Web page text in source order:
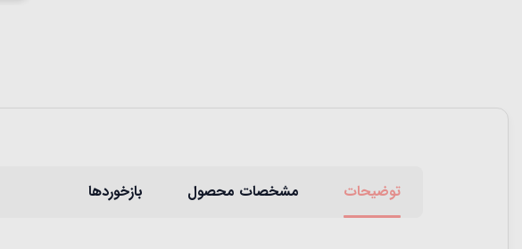
توضیحات مشخصات محصول بازخوردها